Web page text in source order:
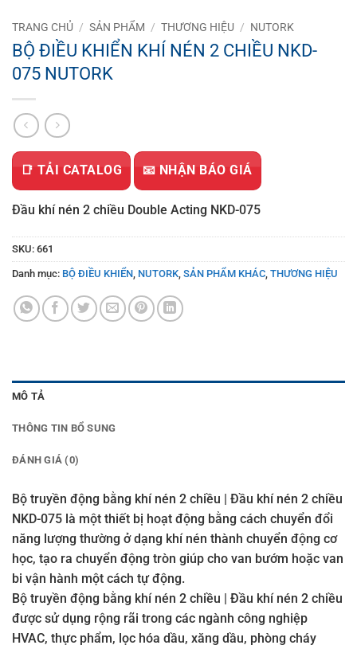
TRANG CHỦ / SẢN PHẨM / THƯƠNG HIỆU / NUTORK
BỘ ĐIỀU KHIỂN KHÍ NÉN 2 CHIỀU NKD-
075 NUTORK
📑 TẢI CATALOG 📧 NHẬN BÁO GIÁ
Đầu khí nén 2 chiều Double Acting NKD-075
SKU: 661
Danh mục: BỘ ĐIỀU KHIỂN NUTORK SẢN PHẨM KHÁC THƯƠNG HIỆU
MÔ TẢ
THÔNG TIN BỔ SUNG
ĐÁNH GIÁ (0)
Bộ truyền động bằng khí nén 2 chiều | Đầu khí nén 2 chiều
NKD-075 là một thiết bị hoạt động bằng cách chuyển đổi
năng lượng thường ở dạng khí nén thành chuyển động cơ
học, tạo ra chuyển động tròn giúp cho van bướm hoặc van
bi vận hành một cách tự động.
Bộ truyền động bằng khí nén 2 chiều | Đầu khí nén 2 chiều
được sử dụng rộng rãi trong các ngành công nghiệp
HVAC, thực phẩm, lọc hóa dầu, xăng dầu, phòng cháy